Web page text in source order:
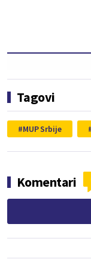
Tagovi
MUP Srbije
Komentari